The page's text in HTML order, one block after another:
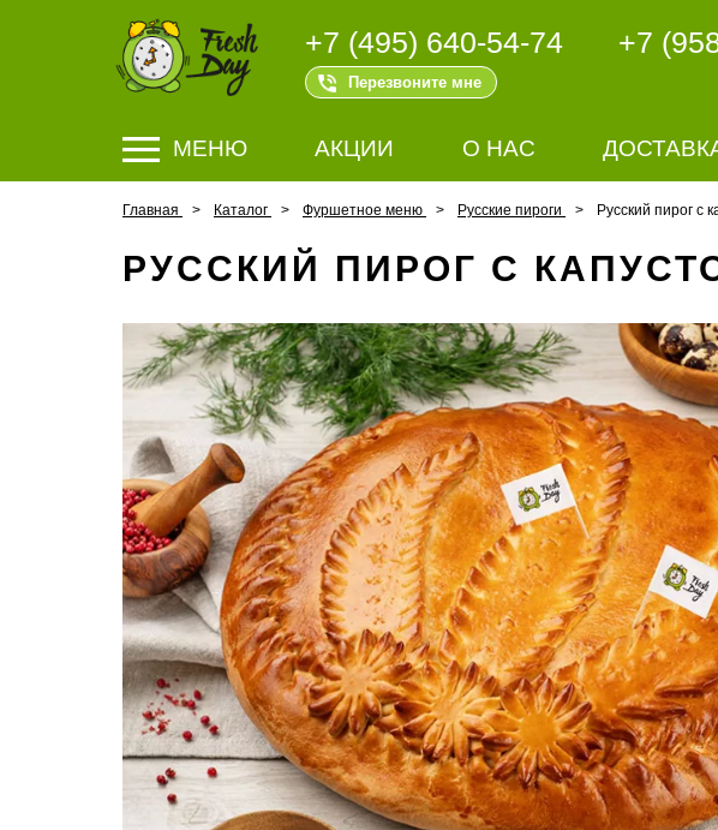
+7 (495) 640-54-74
Перезвоните мне
+7
МЕНЮ АКЦИИ О НАС
Главная Каталог Фуршетное меню Русские пироги Русский пирог с
РУССКИЙ ПИРОГ С